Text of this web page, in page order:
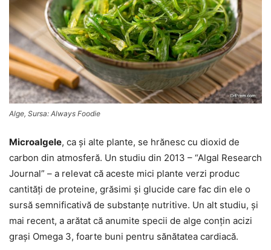
Alge, Sursa: Always Foodie
Microalgele, ca şi alte plante, se hrănesc cu dioxid de
carbon din atmosferă. Un studiu din 2013 – “Algal Research
Journal” – a relevat că aceste mici plante verzi produc
cantităţi de proteine, grăsimi şi glucide care fac din ele o
sursă semnificativă de substanţe nutritive. Un alt studiu, şi
mai recent, a arătat că anumite specii de alge conţin acizi
graşi Omega 3, foarte buni pentru sănătatea cardiacă.